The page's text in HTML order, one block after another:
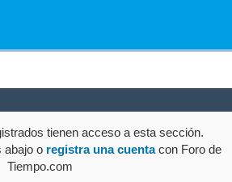
tienen acceso a esta sección.
abajo o registra una cuentacon Foro de
Tiempo.com